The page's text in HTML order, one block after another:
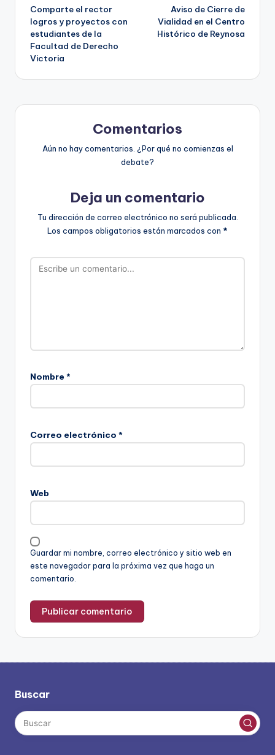
de
entradas
Comparte el rector
logros y proyectos con
estudiantes de la
Facultad de Derecho
Victoria
Aviso de Cierre de
Vialidad en el Centro
Histórico de Reynosa
Comentarios
Aún no hay comentarios. ¿Por qué no comienzas el
debate?
Deja un comentario
Tu dirección de correo electrónico no será publicada.
Los campos obligatorios están marcados con *
Nombre *
Correo electrónico *
Web
Guardar mi nombre, correo electrónico y sitio web en
este navegador para la próxima vez que haga un
comentario.
Buscar